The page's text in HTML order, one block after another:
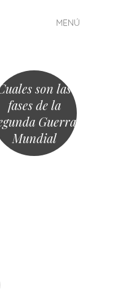
MENÚ
son las
fases de la
Guerra
Mundial